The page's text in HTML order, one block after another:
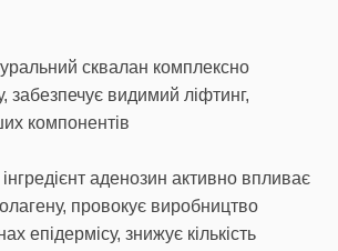
сквалан комплексно
забезпечує видимий ліфтинг,
компонентів
аденозин активно впливає
провокує виробництво
епідермісу, знижує кількість